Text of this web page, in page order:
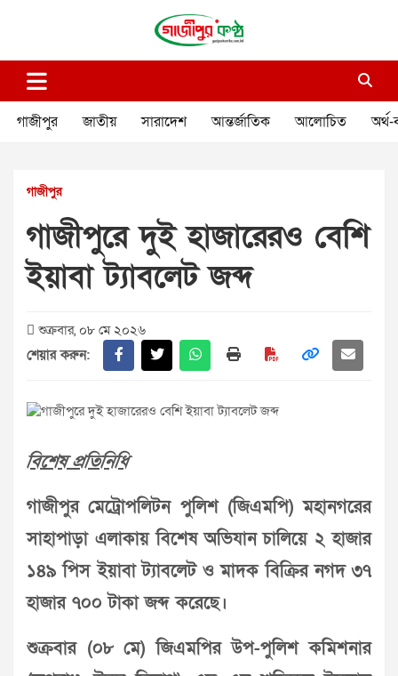
গাজীপুর কণ্ঠ
গাজীপুর জাতীয় সারাদেশ আন্তর্জাতিক আলোচিত অর্থ-
গাজীপুর
গাজীপুরে দুই হাজারেরও বেশি
ইয়াবা ট্যাবলেট জব্দ
শুক্রবার, ০৮ মে ২০২৬
শেয়ার করুন:
বিশেষ প্রতিনিধি
গাজীপুর মেট্রোপলিটন পুলিশ (জিএমপি) মহানগরের
সাহাপাড়া এলাকায় বিশেষ অভিযান চালিয়ে ২ হাজার
১৪৯ পিস ইয়াবা ট্যাবলেট ও মাদক বিক্রির নগদ ৩৭
হাজার ৭০০ টাকা জব্দ করেছে।
শুক্রবার (০৮ মে) জিএমপির উপ-পুলিশ কমিশনার